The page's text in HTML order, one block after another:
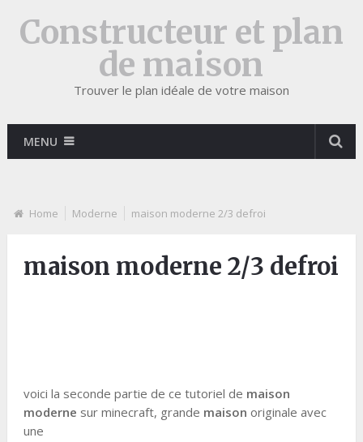
Constructeur et plan
de maison
Trouver le plan idéale de votre maison
MENU
Home Moderne maison moderne 2/3 defroi
maison moderne 2/3 defroi
voici la seconde partie de ce tutoriel de maison
moderne sur minecraft, grande maison originale avec
une